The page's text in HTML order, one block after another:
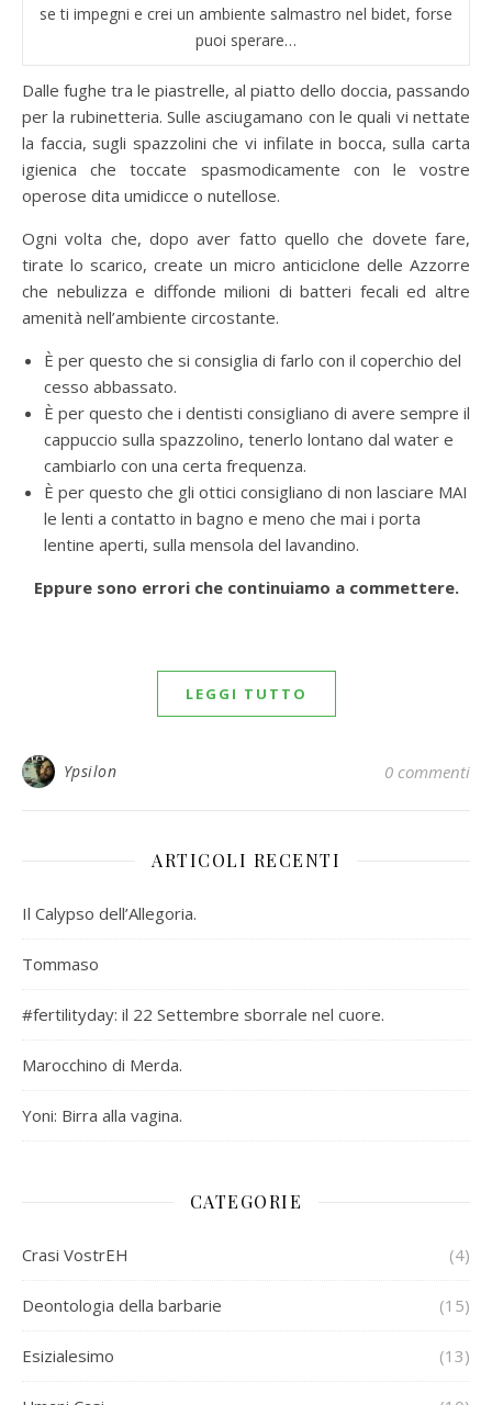
se ti impegni e crei un ambiente salmastro nel bidet, forse
puoi sperare…
Dalle fughe tra le piastrelle, al piatto dello doccia, passando
per la rubinetteria. Sulle asciugamano con le quali vi nettate
la faccia, sugli spazzolini che vi infilate in bocca, sulla carta
igienica che toccate spasmodicamente con le vostre
operose dita umidicce o nutellose.
Ogni volta che, dopo aver fatto quello che dovete fare,
tirate lo scarico, create un micro anticiclone delle Azzorre
che nebulizza e diffonde milioni di batteri fecali ed altre
amenità nell’ambiente circostante.
È per questo che si consiglia di farlo con il coperchio del
cesso abbassato.
È per questo che i dentisti consigliano di avere sempre il
cappuccio sulla spazzolino, tenerlo lontano dal water e
cambiarlo con una certa frequenza.
È per questo che gli ottici consigliano di non lasciare MAI
le lenti a contatto in bagno e meno che mai i porta
lentine aperti, sulla mensola del lavandino.
Eppure sono errori che continuiamo a commettere.
LEGGI TUTTO
Ypsilon 0 commenti
ARTICOLI RECENTI
Il Calypso dell’Allegoria.
Tommaso
#fertilityday: il 22 Settembre sborrale nel cuore.
Marocchino di Merda.
Yoni: Birra alla vagina.
CATEGORIE
Crasi VostrEH (4)
Deontologia della barbarie (15)
Esizialesimo (13)